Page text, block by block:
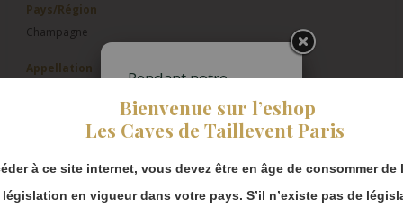
Bienvenue sur l’eshop
Les Caves de Taillevent Paris
à ce site internet, vous devez être en âge de consommer de
législation en vigueur dans votre pays. S’il n’existe pas de
Pays/Région
Champagne
Appellation
Pendant notre
fermeture estivale,
vous pouvez
continuer à passer
Merci de bien
prendre en compte :